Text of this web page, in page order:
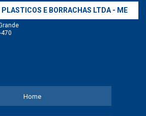
E BORRACHAS LTDA - ME
470
Home